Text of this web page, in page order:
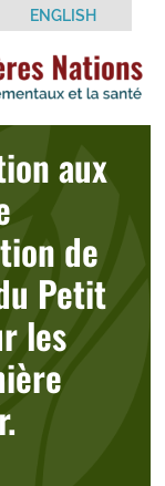
ENGLISH
aux
de
Petit
les